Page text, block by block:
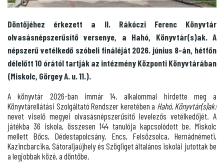
Döntőjéhez érkezett a II. Rákóczi Ferenc Könyvtár
olvasásnépszerűsítő versenye, a Hahó, Könyvtár(s)ak. A
népszerű vetélkedő szóbeli fináléját 2026. június 8-án, hétfőn
délelőtt 10 órától tartják az intézmény Központi Könyvtárában
(Miskolc, Görgey A. u. 11.).
A könyvtár 2026-ban immár 14. alkalommal hirdette meg a
Könyvtárellátási Szolgáltató Rendszer keretében a Hahó, Könyvtár(s)ak!
nevet viselő megyei olvasásnépszerűsítő levelezős vetélkedőjét. A
játékba 36 iskola, összesen 144 tanulója kapcsolódott be. Miskolc
mellett Bőcs, Dédestapolcsány, Encs, Felsőzsolca, Hernádnémeti,
Kazincbarcika, Sátoraljaújhely és Szögliget általános iskolái jutottak be
a legjobbak közé, a döntőbe.